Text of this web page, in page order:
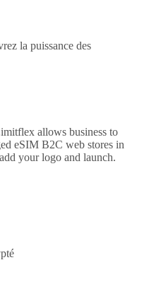
la puissance des
allows business to
eSIM B2C web stores in
your logo and launch.